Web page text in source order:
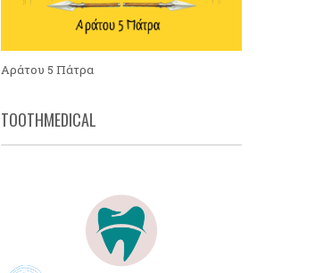
Αράτου 5 Πάτρα
TOOTHMEDICAL